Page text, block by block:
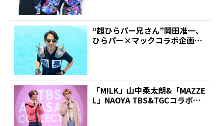
“超ひらパー兄さん”岡田准一、
ひらパー×マックコラボ企画で
「M!LK」山中柔太朗&「MAZZE
L」NAOYA TBS&TGCコラボイ